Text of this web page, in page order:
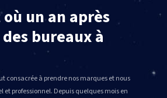
un an après
bureaux à
consacrée à prendre nos marques et nous
et professionnel. Depuis quelques mois en